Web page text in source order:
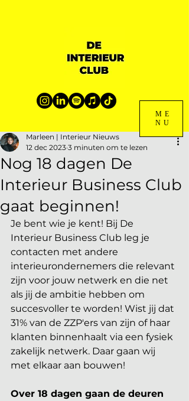
ME
NU
Nog 18 dagen De
Interieur Business Club
gaat beginnen!
Marleen | Interieur Nieuws
12 dec 2023 3 minuten om te lezen
Je bent wie je kent! Bij De
Interieur Business Club leg je
contacten met andere
interieurondernemers die relevant
zijn voor jouw netwerk en die net
als jij de ambitie hebben om
succesvoller te worden! Wist jij dat
31% van de ZZP'ers van zijn of haar
klanten binnenhaalt via een fysiek
zakelijk netwerk. Daar gaan wij
met elkaar aan bouwen!
Over 18 dagen gaan de deuren